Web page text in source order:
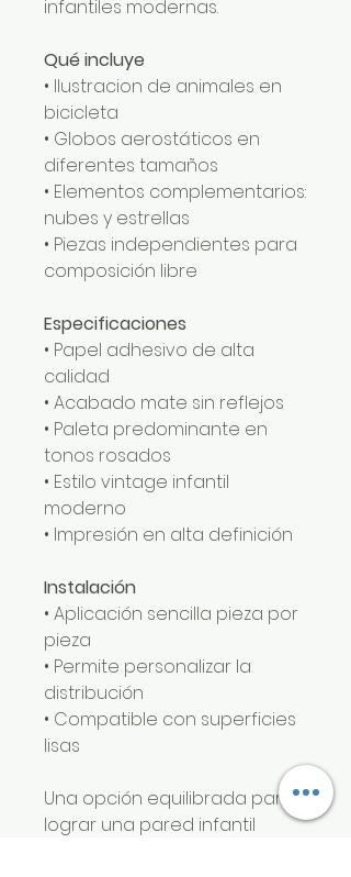
infantiles modernas.
Qué incluye
• Ilustracion de animales en
bicicleta
• Globos aerostáticos en
diferentes tamaños
• Elementos complementarios:
nubes y estrellas
• Piezas independientes para
composición libre
Especificaciones
• Papel adhesivo de alta
calidad
• Acabado mate sin reflejos
• Paleta predominante en
tonos rosados
• Estilo vintage infantil
moderno
• Impresión en alta definición
Instalación
• Aplicación sencilla pieza por
pieza
• Permite personalizar la
distribución
• Compatible con superficies
lisas
Una opción equilibrada para
lograr una pared infantil